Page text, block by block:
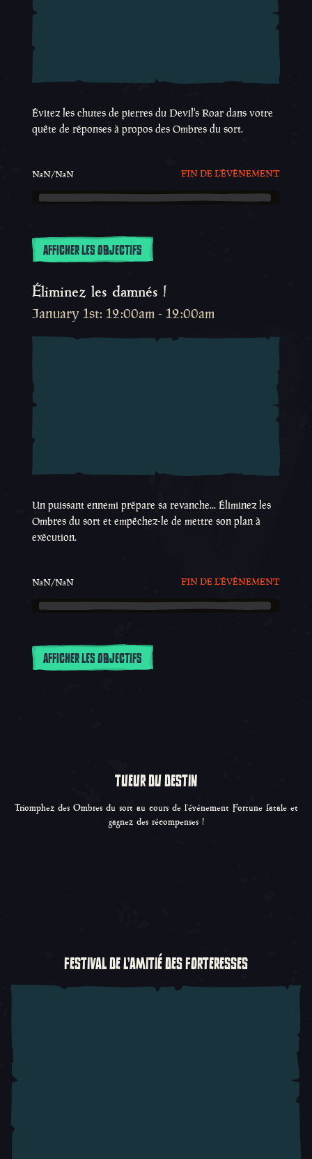
Évitez les chutes de pierres du Devil's Roar dans votre
quête de réponses à propos des Ombres du sort.
NaN/NaN FIN DE L'ÉVÉNEMENT
AFFICHER LES OBJECTIFS
Éliminez les damnés !
January 1st: 12:00am - 12:00am
Un puissant ennemi prépare sa revanche... Éliminez les
Ombres du sort et empêchez-le de mettre son plan à
exécution.
NaN/NaN FIN DE L'ÉVÉNEMENT
AFFICHER LES OBJECTIFS
TUEUR DU DESTIN
Triomphez des Ombres du sort au cours de l'événement Fortune fatale et
gagnez des récompenses !
FESTIVAL DE L'AMITIÉ DES FORTERESSES